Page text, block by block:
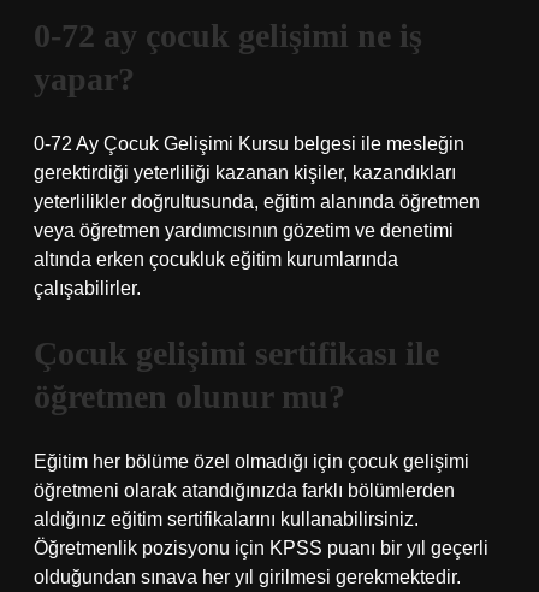
0-72 ay çocuk gelişimi ne iş
yapar?
0-72 Ay Çocuk Gelişimi Kursu belgesi ile mesleğin
gerektirdiği yeterliliği kazanan kişiler, kazandıkları
yeterlilikler doğrultusunda, eğitim alanında öğretmen
veya öğretmen yardımcısının gözetim ve denetimi
altında erken çocukluk eğitim kurumlarında
çalışabilirler.
Çocuk gelişimi sertifikası ile
öğretmen olunur mu?
Eğitim her bölüme özel olmadığı için çocuk gelişimi
öğretmeni olarak atandığınızda farklı bölümlerden
aldığınız eğitim sertifikalarını kullanabilirsiniz.
Öğretmenlik pozisyonu için KPSS puanı bir yıl geçerli
olduğundan sınava her yıl girilmesi gerekmektedir.